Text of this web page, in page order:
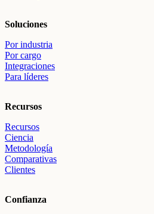
Soluciones
Por industria
Por cargo
Integraciones
Para líderes
Recursos
Recursos
Ciencia
Metodología
Comparativas
Clientes
Confianza